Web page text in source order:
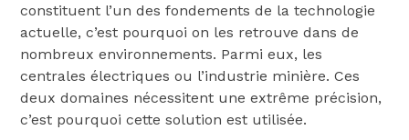
constituent l’un des fondements de la technologie
actuelle, c’est pourquoi on les retrouve dans de
nombreux environnements. Parmi eux, les
centrales électriques ou l’industrie minière. Ces
deux domaines nécessitent une extrême précision,
c’est pourquoi cette solution est utilisée.